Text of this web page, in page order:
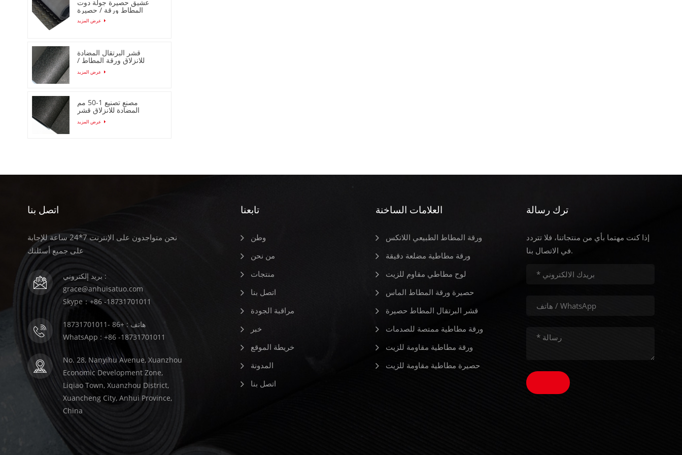
عشيق حصيرة جولة دوت
المطاط ورقة / حصيرة
قشر البرتقال المضادة
للانزلاق ورقة المطاط /
حصيرة لفة
مصنع تصنيع 1-50 مم
المضادة للانزلاق قشر
البرتقال ورقة المطاط /
حصيرة
اتصل بنا
نحن متواجدون على الإنترنت 7*24 ساعة للإجابة
على جميع أسئلتك
بريد إلكتروني :
grace@anhuisatuo.com
Skype：+86 -18731701011
هاتف : +86 -18731701011
WhatsApp : +86 -18731701011
No. 28, Nanyihu Avenue, Xuanzhou
Economic Development Zone,
Liqiao Town, Xuanzhou District,
Xuancheng City, Anhui Province,
China
تابعنا
وطن
من نحن
منتجات
اتصل بنا
مراقبة الجودة
خبر
خريطة الموقع
المدونة
اتصل بنا
العلامات الساخنة
ورقة المطاط الطبيعي اللاتكس
ورقة مطاطية مضلعة دقيقة
لوح مطاطي مقاوم للزيت
حصيرة ورقة المطاط الماس
قشر البرتقال المطاط حصيرة
ورقة مطاطية ممتصة للصدمات
ورقة مطاطية مقاومة للزيت
حصيرة مطاطية مقاومة للزيت
ترك رسالة
إذا كنت مهتما بأي من منتجاتنا، فلا تتردد
في الاتصال بنا.